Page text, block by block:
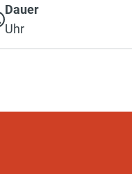
Dauer
Uhr